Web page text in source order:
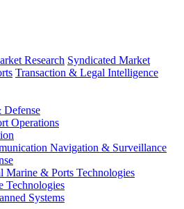
Research Syndicated Market
Transaction & Legal Intelligence
Defense
Operations
Navigation & Surveillance
Marine & Ports Technologies
Technologies
Systems